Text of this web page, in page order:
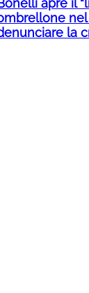
apre il
la